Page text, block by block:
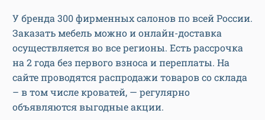
У бренда 300 фирменных салонов по всей России.
Заказать мебель можно и онлайн-доставка
осуществляется во все регионы. Есть рассрочка
на 2 года без первого взноса и переплаты. На
сайте проводятся распродажи товаров со склада
– в том числе кроватей, — регулярно
объявляются выгодные акции.